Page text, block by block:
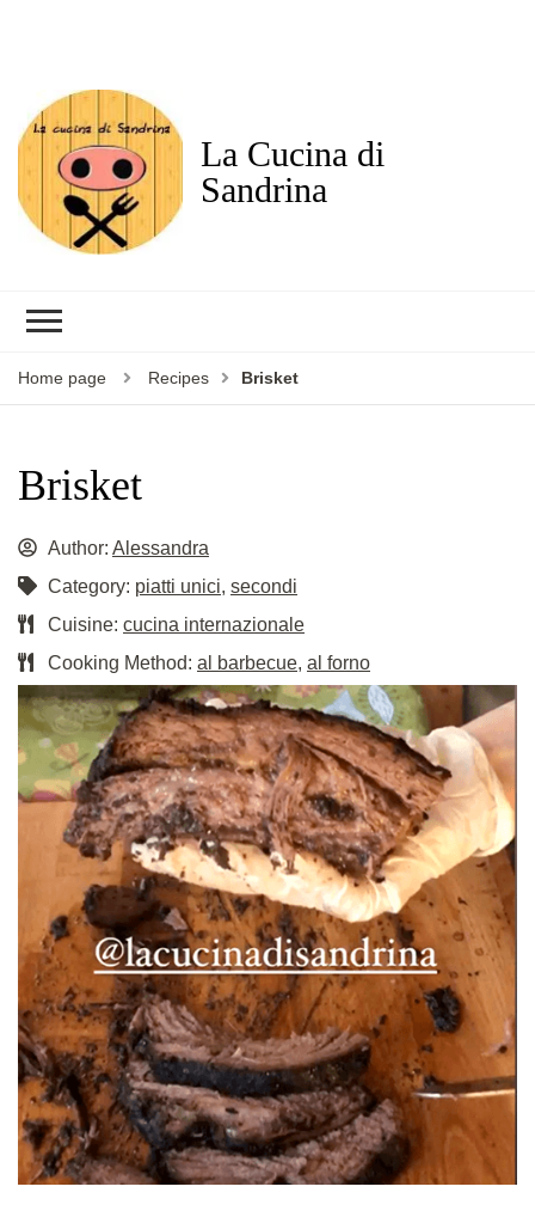
La Cucina di
Sandrina
Home page Recipes Brisket
Brisket
Author: Alessandra
Category: piatti unici, secondi
Cuisine: cucina internazionale
Cooking Method: al barbecue, al forno